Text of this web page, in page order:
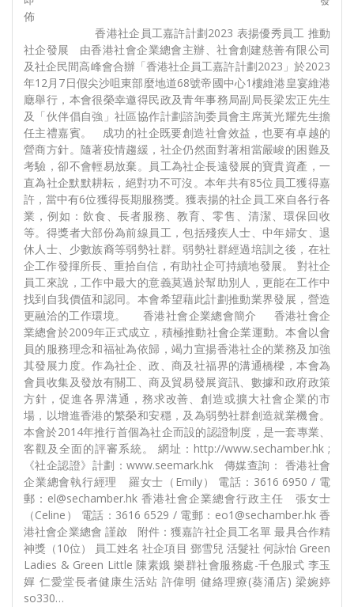
佈
香港社企員工嘉許計劃2023 表揚優秀員工 推動
社企發展 由香港社會企業總會主辦、社會創建慈善有限公司
及社企民間高峰會合辦「香港社企員工嘉許計劃2023」於2023
年12月7日假尖沙咀東部麼地道68號帝國中心1樓維港皇宴維港
廰舉行，本會很榮幸邀得民政及青年事務局副局長梁宏正先生
及「伙伴倡自強」社區協作計劃諮詢委員會主席黃光耀先生擔
任主禮嘉賓。 成功的社企既要創造社會效益，也要有卓越的
營商方針。隨著疫情趨緩，社企仍然面對著相當嚴峻的困難及
考驗，卻不會輕易放棄。員工為社企長遠發展的寶貴資產，一
直為社企默默耕耘，絕對功不可沒。本年共有85位員工獲得嘉
許，當中有6位獲得長期服務獎。獲表揚的社企員工來自各行各
業，例如：飲食、長者服務、教育、零售、清潔、環保回收
等。得獎者大部份為前線員工，包括殘疾人士、中年婦女、退
休人士、少數族裔等弱勢社群。弱勢社群經過培訓之後，在社
企工作發揮所長、重拾自信，有助社企可持續地發展。 對社企
員工來說，工作中最大的意義莫過於幫助別人，更能在工作中
找到自我價值和認同。本會希望藉此計劃推動業界發展，營造
更融洽的工作環境。 香港社會企業總會簡介 香港社會企
業總會於2009年正式成立，積極推動社會企業運動。本會以會
員的服務理念和福祉為依歸，竭力宣揚香港社企的業務及加強
其發展力度。作為社企、政、商及社福界的溝通橋樑，本會為
會員收集及發放有關工、商及貿易發展資訊、數據和政府政策
方針，促進各界溝通，務求改善、創造或擴大社會企業的市
場，以增進香港的繁榮和安穩，及為弱勢社群創造就業機會。
本會於2014年推行首個為社企而設的認證制度，是一套專業、
客觀及全面的評審系統。 網址：http://www.sechamber.hk ;
《社企認證》計劃：www.seemark.hk 傳媒查詢： 香港社會
企業總會執行經理 羅女士（Emily） 電話：3616 6950 / 電
郵：el@sechamber.hk 香港社會企業總會行政主任 張女士
（Celine） 電話：3616 6529 / 電郵：eo1@sechamber.hk 香
港社會企業總會 謹啟 附件：獲嘉許社企員工名單 最具合作精
神獎（10位） 員工姓名 社企項目 鄧雪兒 活髮社 何詠怡 Green
Ladies & Green Little 陳素娥 樂群社會服務處-千色服式 李玉
嬋 仁愛堂長者健康生活站 許偉明 健絡理療(葵涌店) 梁婉婷
so330…